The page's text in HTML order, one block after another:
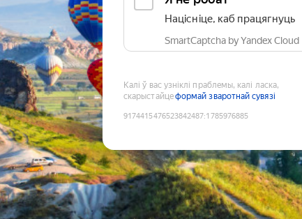
Націсніце, каб працягнуць
SmartCaptcha by Yandex Cloud
Калі ў вас узніклі праблемы, калі ласка,
скарыстайцеформай зваротнай сувязі
9174415476523842487:1785976885